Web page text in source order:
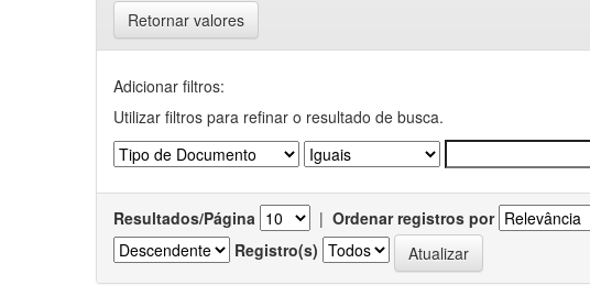
Retornar valores
Adicionar filtros:
Utilizar filtros para refinar o resultado de busca.
Resultados/Página | Ordenar registros por
Registro(s)